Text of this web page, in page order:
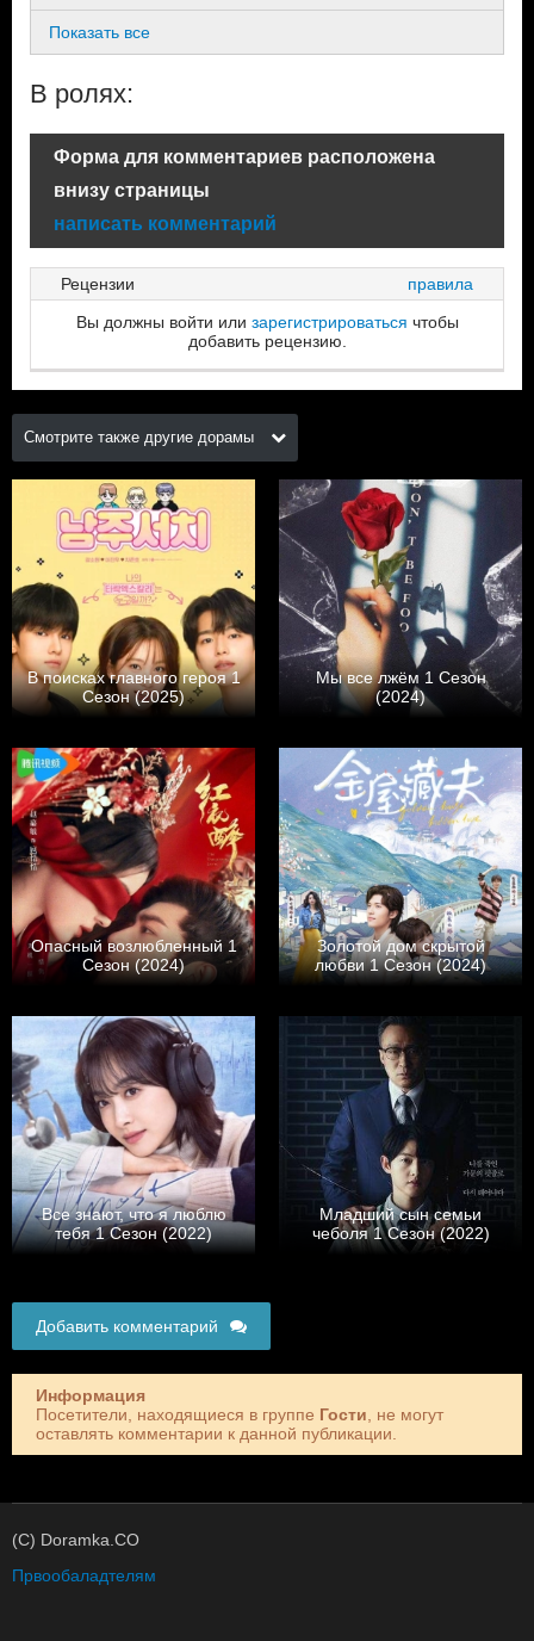
Показать все
В ролях:
Форма для комментариев расположена
внизу страницы
написать комментарий
Рецензии
правила
Вы должны войти или зарегистрироваться чтобы
добавить рецензию.
Смотрите также другие дорамы
В поисках главного героя 1
Сезон (2025)
Мы все лжём 1 Сезон
(2024)
Опасный возлюбленный 1
Сезон (2024)
Золотой дом скрытой
любви 1 Сезон (2024)
Все знают, что я люблю
тебя 1 Сезон (2022)
Младший сын семьи
чеболя 1 Сезон (2022)
Добавить комментарий
Информация
Посетители, находящиеся в группе Гости , не могут
оставлять комментарии к данной публикации.
(C) Doramka.CO
Првообаладтелям